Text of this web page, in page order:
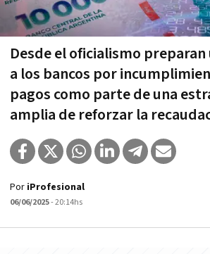
Desde el oficialismo preparan
a los bancos por
pagos como parte de una
amplia de reforzar la
Por iProfesional
06/06/2025- 20:14hs